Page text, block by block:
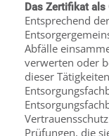
Das Zertifikat als
Entsprechend
Abfälle
verwerten oder
dieser
Prüfungen, die